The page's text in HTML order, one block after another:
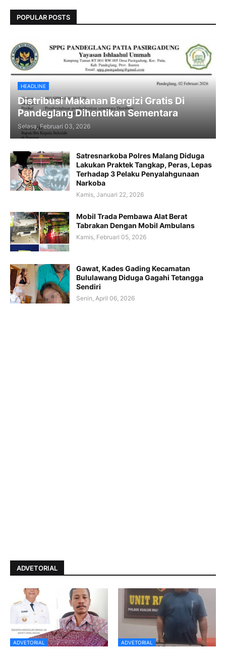
POPULAR POSTS
HEADLINE
Distribusi Makanan Bergizi Gratis Di
Pandeglang Dihentikan Sementara
Selasa, Februari 03, 2026
Satresnarkoba Polres Malang Diduga
Lakukan Praktek Tangkap, Peras, Lepas
Terhadap 3 Pelaku Penyalahgunaan
Narkoba
Kamis, Januari 22, 2026
Mobil Trada Pembawa Alat Berat
Tabrakan Dengan Mobil Ambulans
Kamis, Februari 05, 2026
Gawat, Kades Gading Kecamatan
Bululawang Diduga Gagahi Tetangga
Sendiri
Senin, April 06, 2026
ADVETORIAL
ADVETORIAL ADVETORIAL